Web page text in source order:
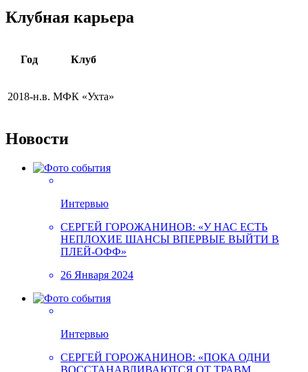
Клубная карьера
Год Клуб
2018-н.в. МФК «Ухта»
Новости
Интервью
СЕРГЕЙ ГОРОЖАНИНОВ: «У НАС ЕСТЬ
НЕПЛОХИЕ ШАНСЫ ВПЕРВЫЕ ВЫЙТИ В
ПЛЕЙ-ОФФ»
26 Января 2024
Интервью
СЕРГЕЙ ГОРОЖАНИНОВ: «ПОКА ОДНИ
ВОССТАНАВЛИВАЮТСЯ ОТ ТРАВМ,